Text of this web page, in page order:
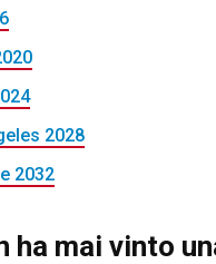
2028
2032
ha mai vinto